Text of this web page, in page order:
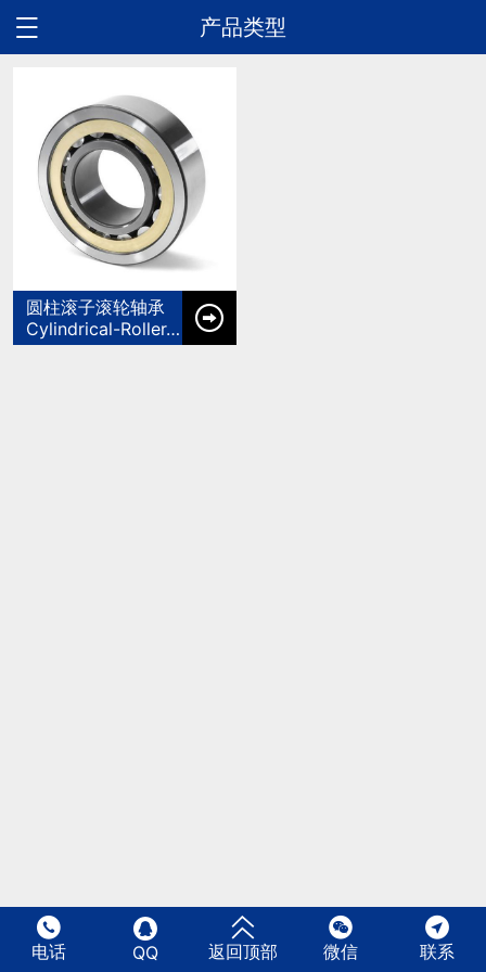
产品类型

圆柱滚子滚轮轴承
Cylindrical-Roller-Roller-Wheel-Bearings


电话

QQ

返回顶部

微信

联系